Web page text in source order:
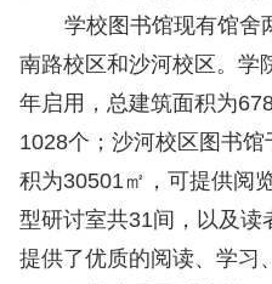
学校图 书馆现有馆舍
南路校区和沙河校区。学
年启用，总建筑面积为
1028个；沙河校区图书
积为30501㎡，可提供阅
型研讨室共31间，以及
提供了优质的阅读、学习